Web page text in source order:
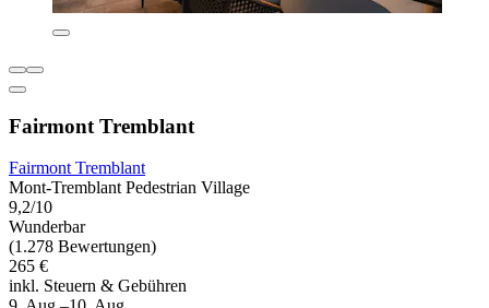
Fairmont Tremblant
Fairmont Tremblant
Mont-Tremblant Pedestrian Village
9,2/10
Wunderbar
(1.278 Bewertungen)
265 €
inkl. Steuern & Gebühren